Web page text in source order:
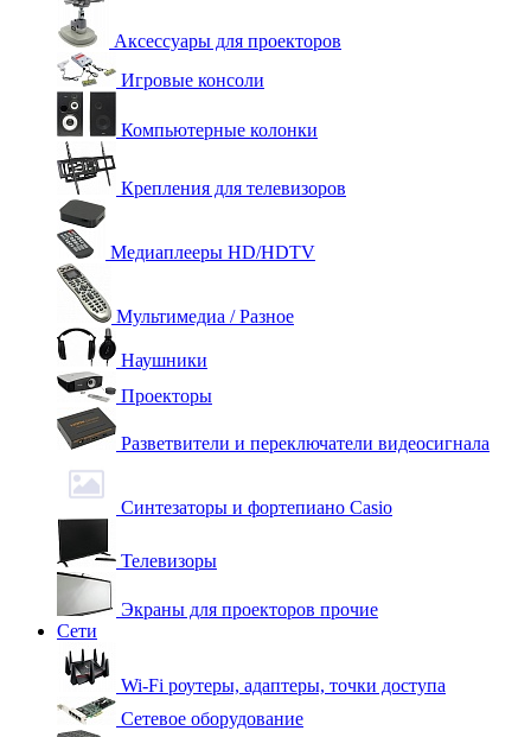
Аксессуары для проекторов
Игровые консоли
Компьютерные колонки
Крепления для телевизоров
Медиаплееры HD/HDTV
Мультимедиа / Разное
Наушники
Проекторы
Разветвители и переключатели видеосигнала
Синтезаторы и фортепиано Casio
Телевизоры
Экраны для проекторов прочие
Сети
Wi-Fi роутеры, адаптеры, точки доступа
Сетевое оборудование